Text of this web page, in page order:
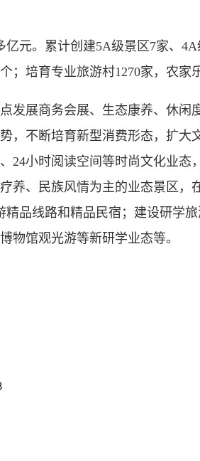
。累计创建5A级景区7家、
培育专业旅游村1270家，农家乐
展商务会展、生态康养、休闲
不断培育新型消费形态，扩大
24小时阅读空间等时尚文化业
养、民族风情为主的业态景区
品线路和精品民宿；建设研学
物馆观光游等新研学业态等。